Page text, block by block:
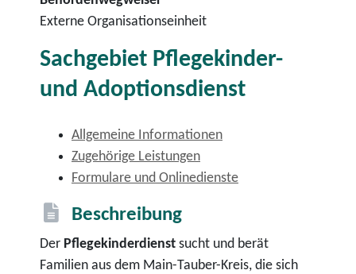
Externe Organisationseinheit
Sachgebiet Pflegekinder-
und Adoptionsdienst
Allgemeine Informationen
Zugehörige Leistungen
Formulare und Onlinedienste
Beschreibung
Der Pflegekinderdienst sucht und berät
Familien aus dem Main-Tauber-Kreis, die sich